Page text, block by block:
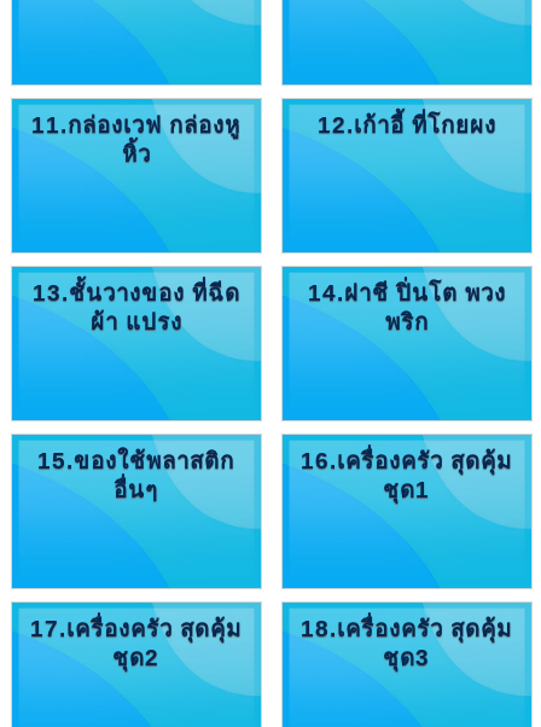
11.กล่องเวฟ กล่องหู
หิ้ว
12.เก้าอี้ ที่โกยผง
13.ชั้นวางของ ที่ฉีด
ผ้า แปรง
14.ฝาชี ปิ่นโต พวง
พริก
15.ของใช้พลาสติก
อื่นๆ
16.เครื่องครัว สุดคุ้ม
ชุด1
17.เครื่องครัว สุดคุ้ม
ชุด2
18.เครื่องครัว สุดคุ้ม
ชุด3